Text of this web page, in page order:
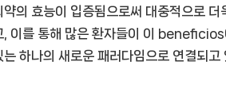
의 효능이 입증됨으로써 대중적으로 더
, 이를 통해 많은 환자들이 이
하나의 새로운 패러다임으로 연결되고